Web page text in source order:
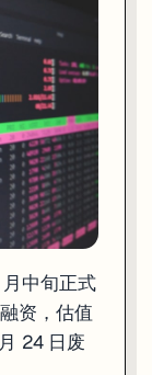
中旬正式
资，估值
24 日废